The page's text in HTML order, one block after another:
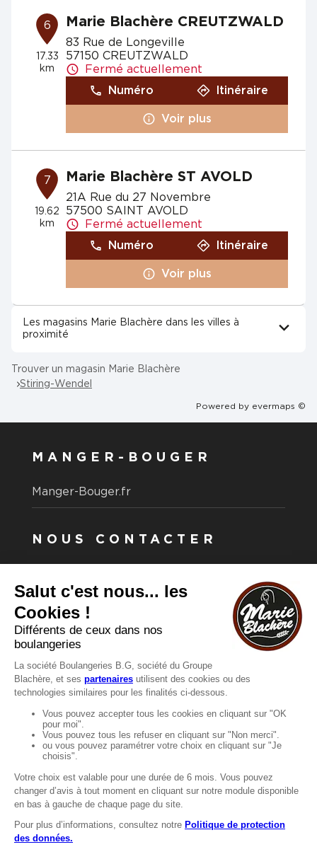
6
17.33
km
Marie Blachère CREUTZWALD
83 Rue de Longeville
57150 CREUTZWALD
Fermé actuellement
Numéro
Itinéraire
Voir plus
7
19.62
km
Marie Blachère ST AVOLD
21A Rue du 27 Novembre
57500 SAINT AVOLD
Fermé actuellement
Numéro
Itinéraire
Voir plus
Les magasins Marie Blachère dans les villes à
proximité
Trouver un magasin Marie Blachère
Stiring-Wendel
Powered by evermaps ©
MANGER-BOUGER
Manger-Bouger.fr
NOUS CONTACTER
Vous souhaitez nous contacter ?
Consultez notre FAQ.
FAQ
Recrutement
MENTIONS
Mentions légales
Protection des données
LignÉthique
Caractéristiques environnementales des